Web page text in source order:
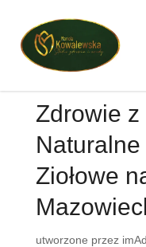
Zdrowie z
Ziołowe
utworzone przez